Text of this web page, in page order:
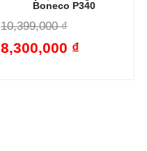
Boneco P340
10,399,000 ₫
8,300,000 ₫